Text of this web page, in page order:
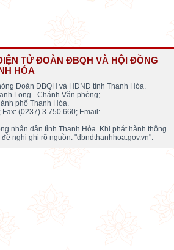
TỬ ĐOÀN ĐBQH VÀ HỘI ĐỒNG
HÓA
Đoàn ĐBQH và HĐND tỉnh Thanh Hóa.
Long - Chánh Văn phòng;
phố Thanh Hóa.
(0237) 3.750.660; Email:
nhân dân tỉnh Thanh Hóa. Khi phát hành thông
nghị ghi rõ nguồn: "dbndthanhhoa.gov.vn".